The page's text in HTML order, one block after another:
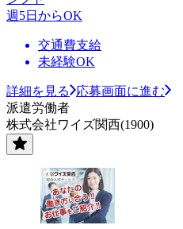
週5日からOK
交通費支給
未経験OK
詳細を見る
応募画面に進む
派遣労働者
株式会社ワイズ関西(1900)